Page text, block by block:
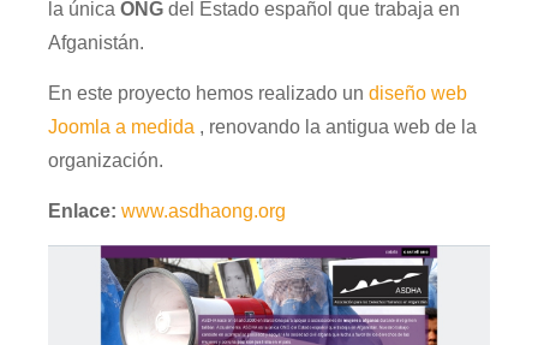
la única ONG del Estado español que trabaja en
Afganistán.
En este proyecto hemos realizado un diseño web
Joomla a medida , renovando la antigua web de la
organización.
Enlace: www.asdhaong.org